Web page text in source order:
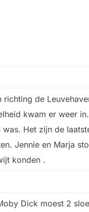
de
kwam er weer
Het zijn de
Jennie en Marja
konden .
Dick moest 2